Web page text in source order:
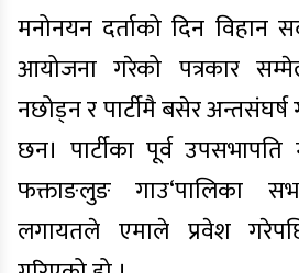
मनोनयन दर्ताको दिन विहान
आयोजना गरेको पत्रकार
नछोड्न र पार्टीमै बसेर
छन। पार्टीका पूर्व
फक्ताङलुङ गाउ‘पालिका
लगायतले एमाले प्रवेश